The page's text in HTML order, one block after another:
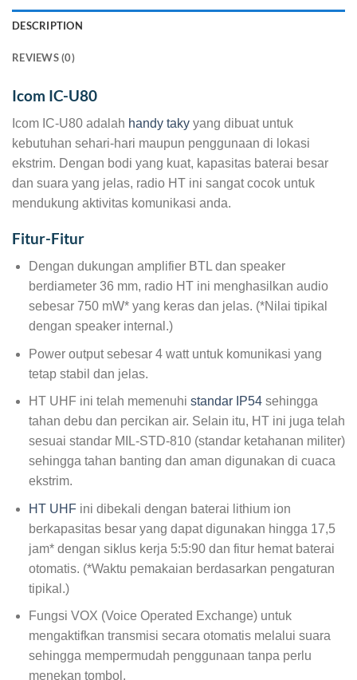
DESCRIPTION
REVIEWS (0)
Icom IC-U80
Icom IC-U80 adalah handy taky yang dibuat untuk
kebutuhan sehari-hari maupun penggunaan di lokasi
ekstrim. Dengan bodi yang kuat, kapasitas baterai besar
dan suara yang jelas, radio HT ini sangat cocok untuk
mendukung aktivitas komunikasi anda.
Fitur-Fitur
Dengan dukungan amplifier BTL dan speaker
berdiameter 36 mm, radio HT ini menghasilkan audio
sebesar 750 mW* yang keras dan jelas. (*Nilai tipikal
dengan speaker internal.)
Power output sebesar 4 watt untuk komunikasi yang
tetap stabil dan jelas.
HT UHF ini telah memenuhi standar IP54sehingga
tahan debu dan percikan air. Selain itu, HT ini juga telah
sesuai standar MIL-STD-810 (standar ketahanan militer)
sehingga tahan banting dan aman digunakan di cuaca
ekstrim.
HT UHFini dibekali dengan baterai lithium ion
berkapasitas besar yang dapat digunakan hingga 17,5
jam* dengan siklus kerja 5:5:90 dan fitur hemat baterai
otomatis. (*Waktu pemakaian berdasarkan pengaturan
tipikal.)
Fungsi VOX (Voice Operated Exchange) untuk
mengaktifkan transmisi secara otomatis melalui suara
sehingga mempermudah penggunaan tanpa perlu
menekan tombol.